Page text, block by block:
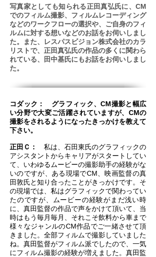
写真家としても知られる正田真弘氏に、CM
でのフィルム撮影、フィルムレコーディング
などのワークフローの選択や、ご自身のフィ
ルムに対する想いなどのお話をお伺いしまし
た。また、レスパスビジョン株式会社のカラ
リストで、正田真弘氏の作品の多くに関わら
れている、田中基氏にもお話をお伺いしまし
た。
コダック： グラフィック、CM撮影と幅広
い分野で大変ご活躍されていますが、CMの
撮影をされるようになったきっかけを教えて
下さい。
正田Ｃ： 私は、石田東氏のグラフィックの
アシスタントからキャリアがスタートしてい
て、いわゆるムービーの撮影助手の経験がな
いのですが、ある現場でCM、映画監督の真
田敦氏と知り合ったことがきっかけです。そ
の現場では、私はグラフィックで関わってい
たのですが、ムービーの経験がまだ浅い時
に、真田監督の作品で声をかけて頂いて、当
時はもう毎月毎月、それこそ飲料から車まで
様々なジャンルのCM作品でご一緒させて頂
きました。全部フィルムで撮影していました
ね。真田監督がフィルム派でしたので、一気
にフィルム撮影の経験が増えました。真田監